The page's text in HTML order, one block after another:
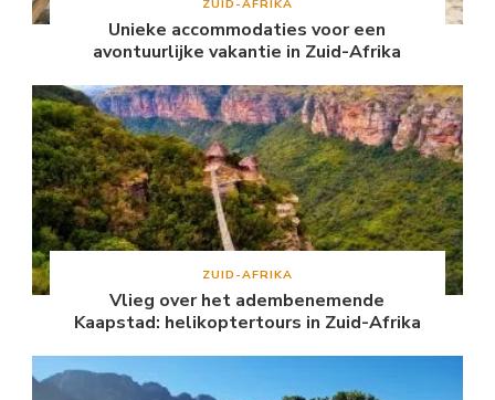
ZUID-AFRIKA
Unieke accommodaties voor een
avontuurlijke vakantie in Zuid-Afrika
ZUID-AFRIKA
Vlieg over het adembenemende
Kaapstad: helikoptertours in Zuid-Afrika